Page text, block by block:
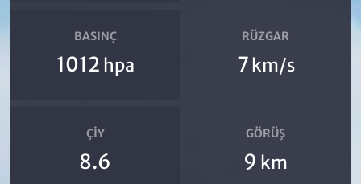
BASINÇ
1012 hpa
RÜZGAR
7 km/s
ÇIY
8.6
GÖRÜŞ
9 km